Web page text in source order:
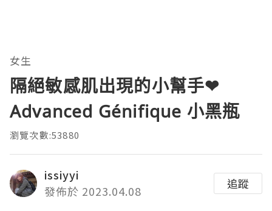
女生
隔絕敏感肌出現的小幫手❤
Advanced Génifique 小黑瓶
瀏覽次數:53880
issiyyi
發佈於 2023.04.08
追蹤